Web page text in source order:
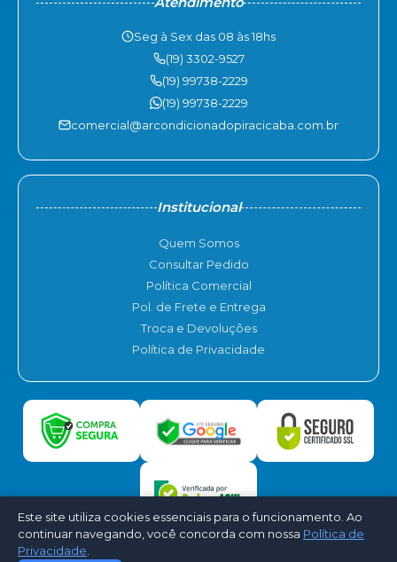
Seg à Sex das 08 às 18hs
(19) 3302-9527
(19) 99738-2229
(19) 99738-2229
comercial@arcondicionadopiracicaba.com.br
Institucional
Quem Somos
Consultar Pedido
Política Comercial
Pol. de Frete e Entrega
Troca e Devoluções
Política de Privacidade
Este site utiliza cookies essenciais para o funcionamento. Ao
continuar navegando, você concorda com nossa Política de
Privacidade